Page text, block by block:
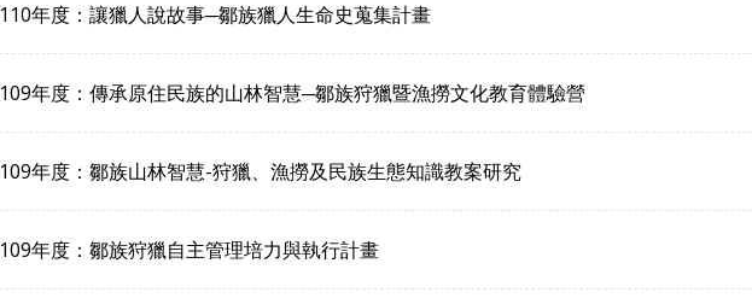
110年度：讓獵人說故事─鄒族獵人生命史蒐集計畫
109年度：傳承原住民族的山林智慧─鄒族狩獵暨漁撈文化教育體驗營
109年度：鄒族山林智慧-狩獵、漁撈及民族生態知識教案研究
109年度：鄒族狩獵自主管理培力與執行計畫